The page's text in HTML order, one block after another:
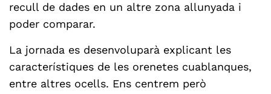
recull de dades en un altre zona allunyada i
poder comparar.
La jornada es desenvoluparà explicant les
característiques de les orenetes cuablanques,
entre altres ocells. Ens centrem però